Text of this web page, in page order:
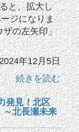
と、拡大し
ジになりま
ザの左矢印」
年12月5日
続きを読む
発見！北区
～北長瀬未来